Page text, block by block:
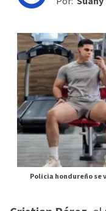
Policia hondureño se